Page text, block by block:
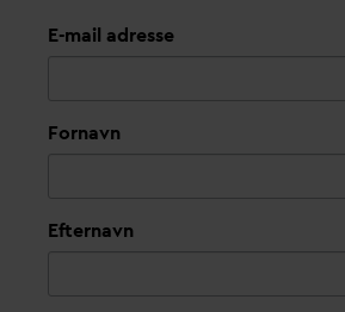
E-mail adresse
Fornavn
Efternavn